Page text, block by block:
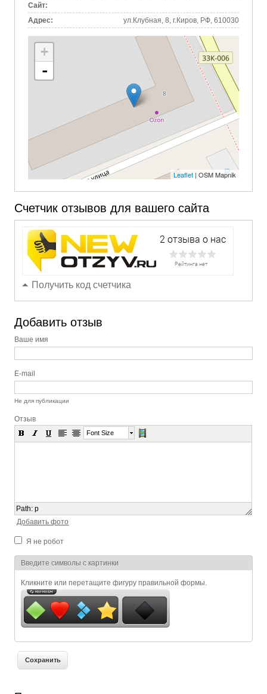
Сайт:
Адрес:
ул.Клубная, 8, г.Киров, РФ, 610030
+
-
Leaflet| OSM Mapnik
Счетчик отзывов для вашего сайта
Получить код счетчика
Добавить отзыв
Ваше имя
E-mail
Не для публикации
Отзыв
Font Size
Path:p
Добавить фото
Я не робот
Я спамер
Введите символы с картинки
Кликните или перетащите фигуру правильной формы.